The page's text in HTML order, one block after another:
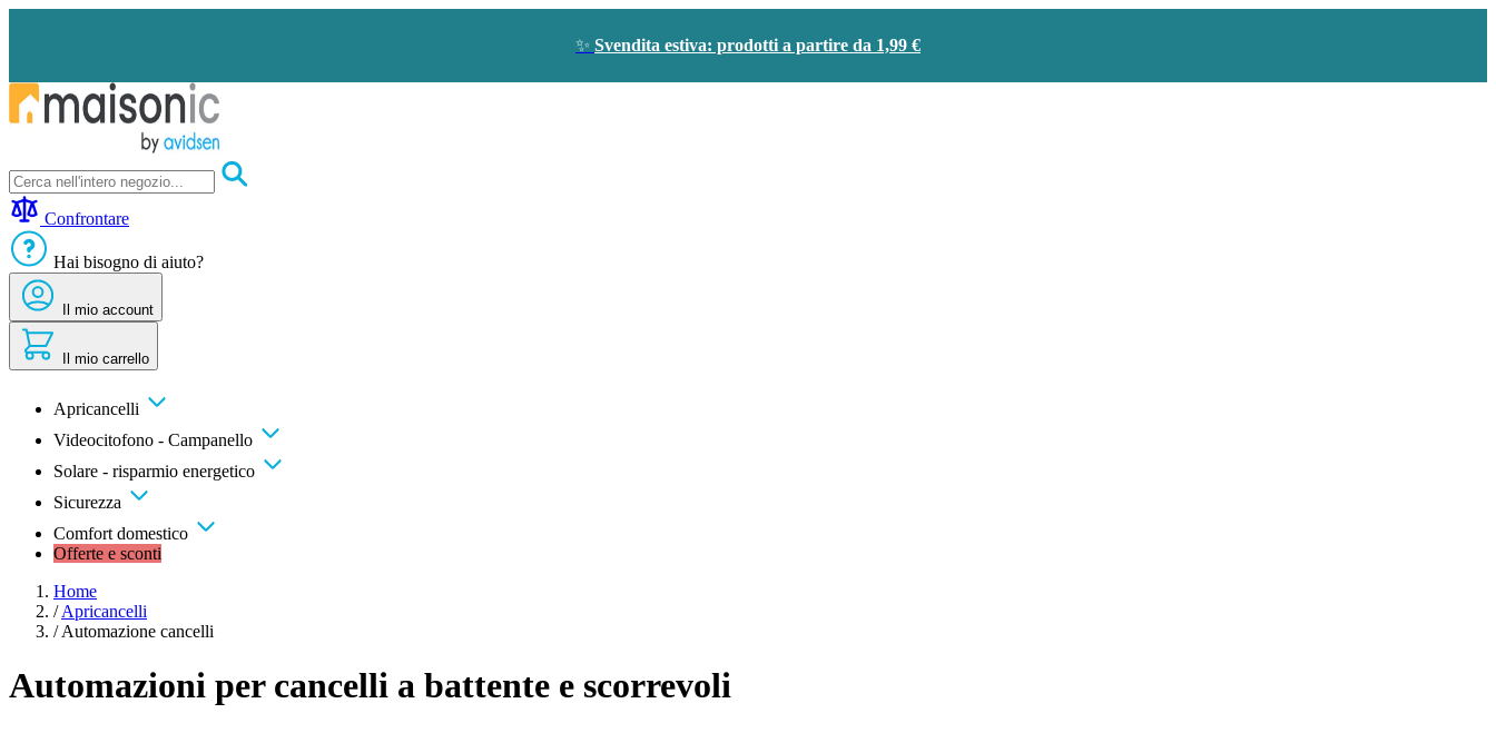
✨ Svendita estiva: prodotti a partire da 1,99 €
Apricancelli
-
Solare
risparmio
energetico
Comfort
Offerte
sconti
Confrontare
Hai bisogno di aiuto?
Il mio account
Il mio carrello
Apricancelli
Videocitofono - Campanello
Solare - risparmio energetico
Sicurezza
Comfort domestico
Offerte e sconti
Home
/ Apricancelli
/ Automazione cancelli
Automazioni per cancelli a battente e scorrevoli